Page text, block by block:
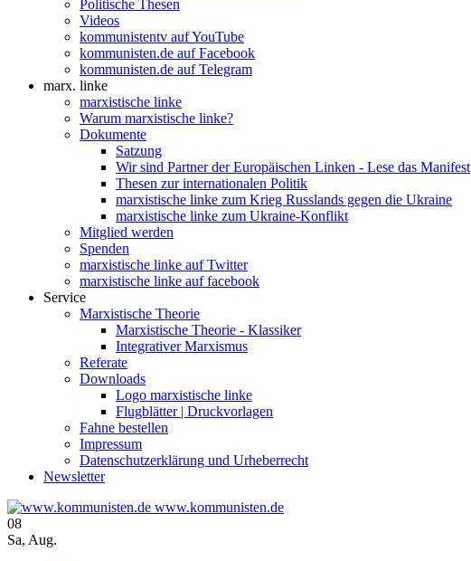
Politische Thesen
Videos
kommunistentv auf YouTube
kommunisten.de auf Facebook
kommunisten.de auf Telegram
marx. linke
marxistische linke
Warum marxistische linke?
Dokumente
Satzung
Wir sind Partner der Europäischen Linken - Lese das Manifest
Thesen zur internationalen Politik
marxistische linke zum Krieg Russlands gegen die Ukraine
marxistische linke zum Ukraine-Konflikt
Mitglied werden
Spenden
marxistische linke auf Twitter
marxistische linke auf facebook
Service
Marxistische Theorie
Marxistische Theorie - Klassiker
Integrativer Marxismus
Referate
Downloads
Logo marxistische linke
Flugblätter | Druckvorlagen
Fahne bestellen
Impressum
Datenschutzerklärung und Urheberrecht
Newsletter
www.kommunisten.de
08
Sa, Aug.